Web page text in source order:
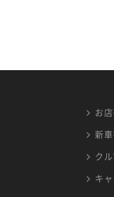
お店
新車
ク
キ